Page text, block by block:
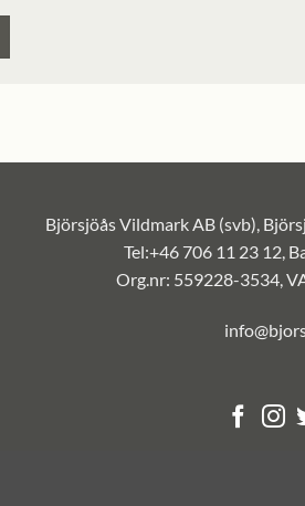
Björsjöås Vildmark AB (svb),
Tel:+46 706 11 23 12,
Org.nr: 559228-3534,